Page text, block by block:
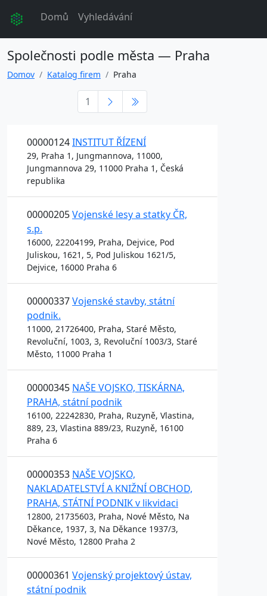
Domů Vyhledávání
Společnosti podle města — Praha
Domov Katalog firem Praha
1
00000124INSTITUT ŘÍZENÍ
29, Praha 1, Jungmannova, 11000,
Jungmannova 29, 11000 Praha 1, Česká
republika
00000205Vojenské lesy a statky ČR,
s.p.
16000, 22204199, Praha, Dejvice, Pod
Juliskou, 1621, 5, Pod Juliskou 1621/5,
Dejvice, 16000 Praha 6
00000337Vojenské stavby, státní
podnik.
11000, 21726400, Praha, Staré Město,
Revoluční, 1003, 3, Revoluční 1003/3, Staré
Město, 11000 Praha 1
00000345 NAŠE VOJSKO, TISKÁRNA,
PRAHA, státní podnik
16100, 22242830, Praha, Ruzyně, Vlastina,
889, 23, Vlastina 889/23, Ruzyně, 16100
Praha 6
00000353 NAŠE VOJSKO,
NAKLADATELSTVÍ A KNIŽNÍ OBCHOD,
PRAHA, STÁTNÍ PODNIK v likvidaci
12800, 21735603, Praha, Nové Město, Na
Děkance, 1937, 3, Na Děkance 1937/3,
Nové Město, 12800 Praha 2
00000361 Vojenský projektový ústav,
státní podnik